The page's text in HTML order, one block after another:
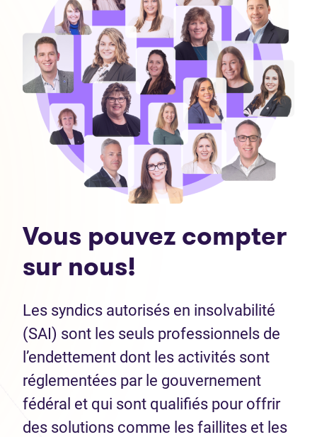
Vous pouvez compter
sur nous!
Les syndics autorisés en insolvabilité
(SAI) sont les seuls professionnels de
l’endettement dont les activités sont
réglementées par le gouvernement
fédéral et qui sont qualifiés pour offrir
des solutions comme les faillites et les